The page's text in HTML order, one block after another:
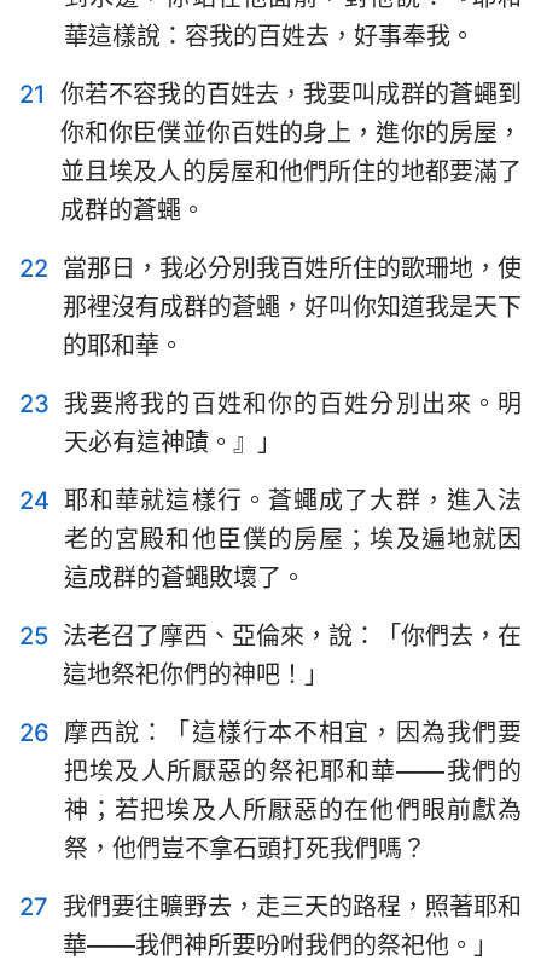
15 16 17 18 19 20
21
22
23 24 25 26 27
28
29
30 31 32 33 34
35
36
37 38 39 40
華這樣說：容我的百姓去，好事奉我。
21
你若不容我的百姓去，我要叫成群的蒼蠅到
你和你臣僕並你百姓的身上，進你的房屋，
並且埃及人的房屋和他們所住的地都要滿了
成群的蒼蠅。
22 當那日，我必分別我百姓所住的歌珊地，使
那裡沒有成群的蒼蠅，好叫你知道我是天下
的耶和華。
23 我要將我的百姓和你的百姓分別出來。明
天必有這神蹟。』」
24 耶和華就這樣行。蒼蠅成了大群，進入法
老的宮殿和他臣僕的房屋；埃及遍地就因
這成群的蒼蠅敗壞了。
25 法老召了摩西、亞倫來，說：「你們去，在
這地祭祀你們的神吧！」
26 摩西說：「這樣行本不相宜，因為我們要
把埃及人所厭惡的祭祀耶和華——我們的
神；若把埃及人所厭惡的在他們眼前獻為
祭，他們豈不拿石頭打死我們嗎？
27 我們要往曠野去，走三天的路程，照著耶和
華——我們神所要吩咐我們的祭祀他。」